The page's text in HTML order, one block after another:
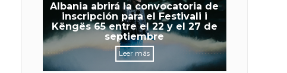
Albania abrirá la convocatoria de
inscripción para el Festivali i
Këngës 65 entre el 22 y el 27 de
septiembre
Leer más